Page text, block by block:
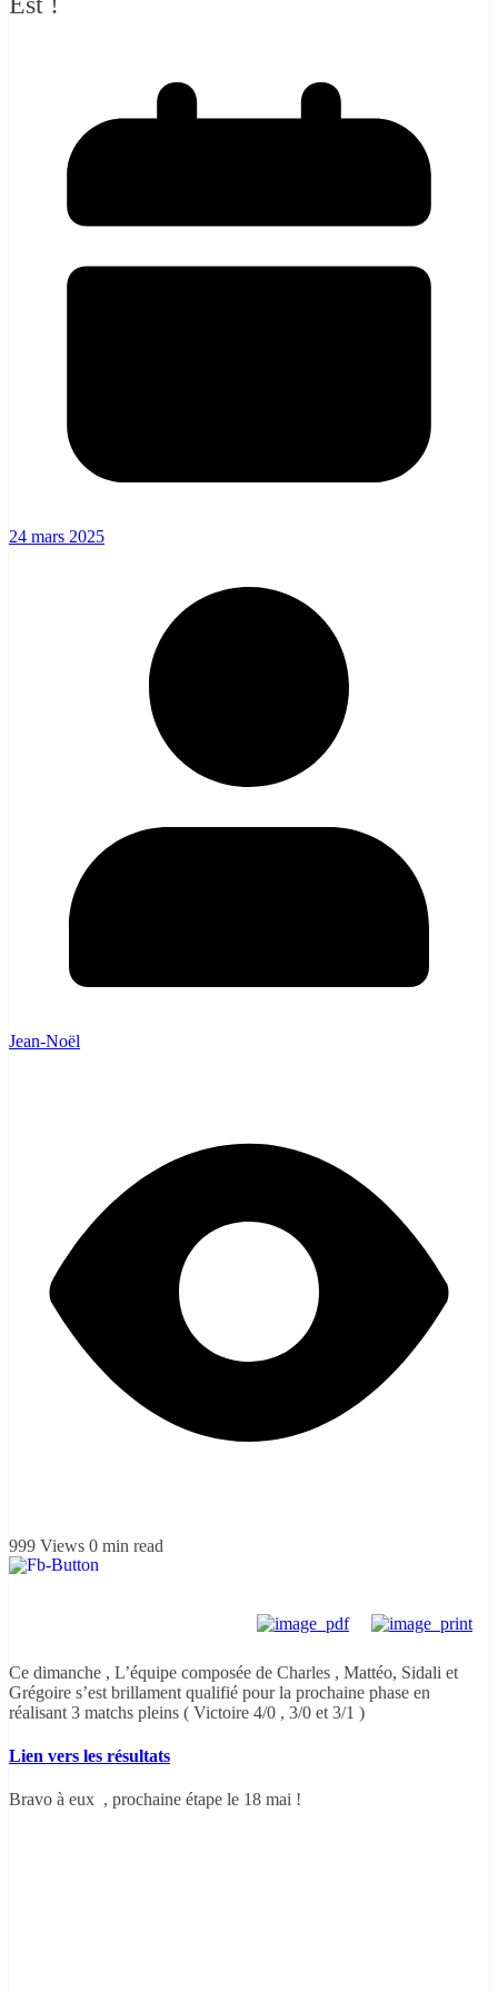
24 mars 2025
Jean-Noël
999 Views 0 min read
Ce dimanche , L’équipe composée de Charles , Mattéo, Sidali et
Grégoire s’est brillament qualifié pour la prochaine phase en
réalisant 3 matchs pleins ( Victoire 4/0 , 3/0 et 3/1 )
Lien vers les résultats
Bravo à eux , prochaine étape le 18 mai !